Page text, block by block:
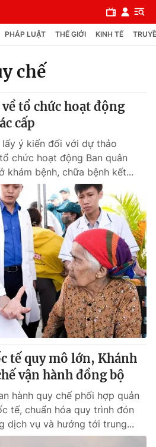
PHÁP LUẬT THẾ GIỚI KINH TẾ
chế
tổ chức hoạt động
cấp
ý kiến đối với dự thảo
chức hoạt động Ban quân
khám bệnh, chữa bệnh kết...
tế quy mô lớn, Khánh
vận hành đồng bộ
hành quy chế phối hợp quản
tế, chuẩn hóa quy trình đón
dịch vụ và hướng tới trung...